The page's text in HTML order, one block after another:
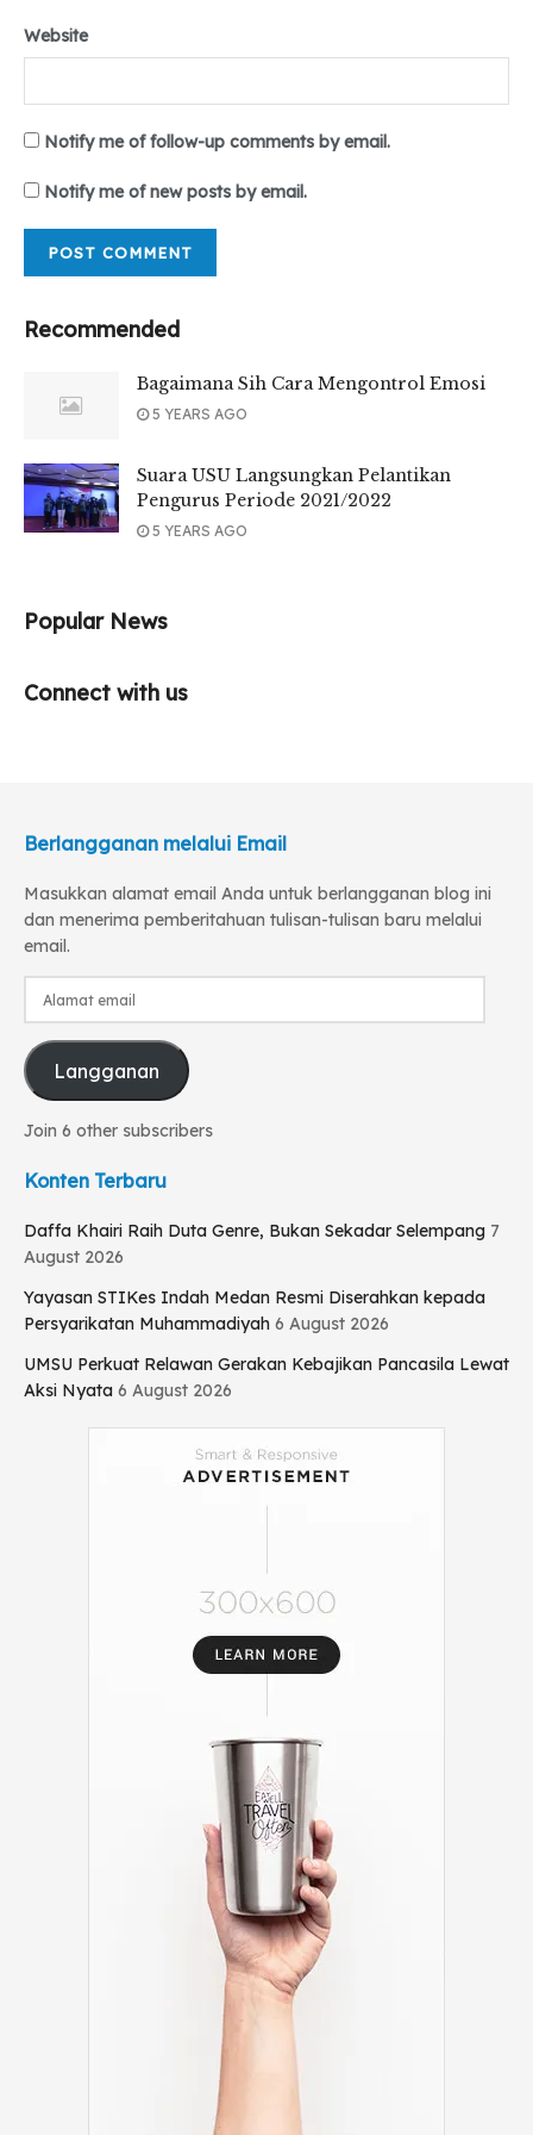
yang merugikan negara.
Tags: #TambangIllegal#Umsu#Medan#DailyTeropong
Website
Notify me of follow-up comments by email.
Notify me of new posts by email.
Recommended
Bagaimana Sih Cara Mengontrol Emosi
5 YEARS AGO
Suara USU Langsungkan Pelantikan
Pengurus Periode 2021/2022
5 YEARS AGO
Popular News
Connect with us
Berlangganan melalui Email
Masukkan alamat email Anda untuk berlangganan blog ini
dan menerima pemberitahuan tulisan-tulisan baru melalui
email.
Langganan
Join 6 other subscribers
Konten Terbaru
Daffa Khairi Raih Duta Genre, Bukan Sekadar Selempang 7
August 2026
Yayasan STIKes Indah Medan Resmi Diserahkan kepada
Persyarikatan Muhammadiyah 6 August 2026
UMSU Perkuat Relawan Gerakan Kebajikan Pancasila Lewat
Aksi Nyata 6 August 2026